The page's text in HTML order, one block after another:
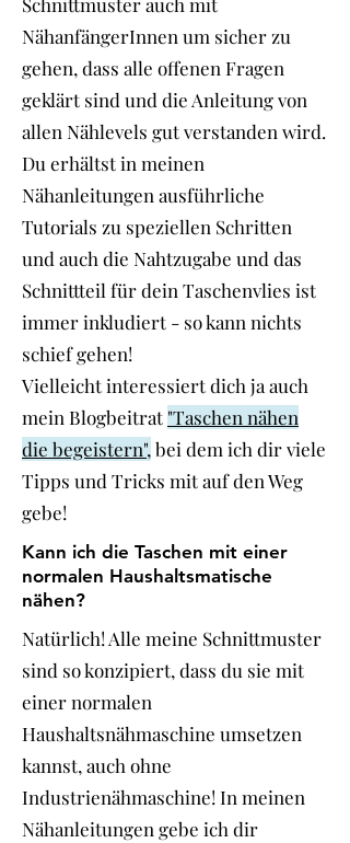
NähanfängerInnen um sicher zu
gehen, dass alle offenen Fragen
geklärt sind und die Anleitung von
allen Nählevels gut verstanden wird.
Du erhältst in meinen
Nähanleitungen ausführliche
Tutorials zu speziellen Schritten
und auch die Nahtzugabe und das
Schnittteil für dein Taschenvlies ist
immer inkludiert - so kann nichts
schief gehen!
Vielleicht interessiert dich ja auch
mein Blogbeitrat "Taschen nähen
die begeistern", bei dem ich dir viele
Tipps und Tricks mit auf den Weg
gebe!
Kann ich die Taschen mit einer
normalen Haushaltsmatische
nähen?
Natürlich! Alle meine Schnittmuster
sind so konzipiert, dass du sie mit
einer normalen
Haushaltsnähmaschine umsetzen
kannst, auch ohne
Industrienähmaschine! In meinen
Nähanleitungen gebe ich dir